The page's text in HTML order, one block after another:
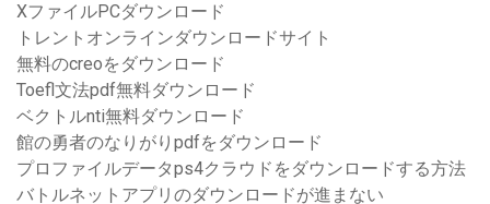
XファイルPCダウンロード
トレントオンラインダウンロードサイト
無料のcreoをダウンロード
Toefl文法pdf無料ダウンロード
ベクトルnti無料ダウンロード
館の勇者のなりがりpdfをダウンロード
プロファイルデータps4クラウドをダウンロードする方法
バトルネットアプリのダウンロードが進まない